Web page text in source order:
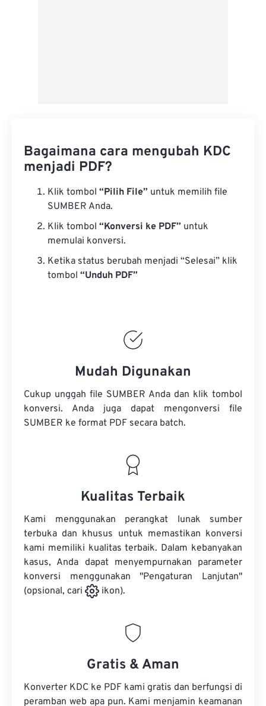
Bagaimana cara mengubah KDC
menjadi PDF?
Klik tombol “Pilih File” untuk memilih file
SUMBER Anda.
Klik tombol “Konversi ke PDF” untuk
memulai konversi.
Ketika status berubah menjadi “Selesai” klik
tombol “Unduh PDF”
Mudah Digunakan
Cukup unggah file SUMBER Anda dan klik tombol
konversi. Anda juga dapat mengonversi file
SUMBER ke format PDF secara batch.
Kualitas Terbaik
Kami menggunakan perangkat lunak sumber
terbuka dan khusus untuk memastikan konversi
kami memiliki kualitas terbaik. Dalam kebanyakan
kasus, Anda dapat menyempurnakan parameter
konversi menggunakan "Pengaturan Lanjutan"
(opsional, cari
ikon).
Gratis & Aman
Konverter KDC ke PDF kami gratis dan berfungsi di
peramban web apa pun. Kami menjamin keamanan